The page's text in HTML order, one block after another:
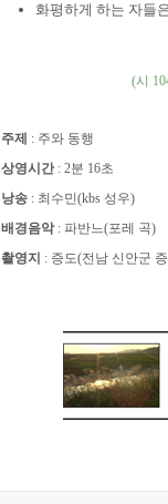
화평하게 하는 자들
(시
주제 : 주와 동행
상영시간: 2분 16초
낭송 : 최수민(kbs 성우)
배경음악: 파반느(포레 곡)
촬영지 : 증도(전남 신안군